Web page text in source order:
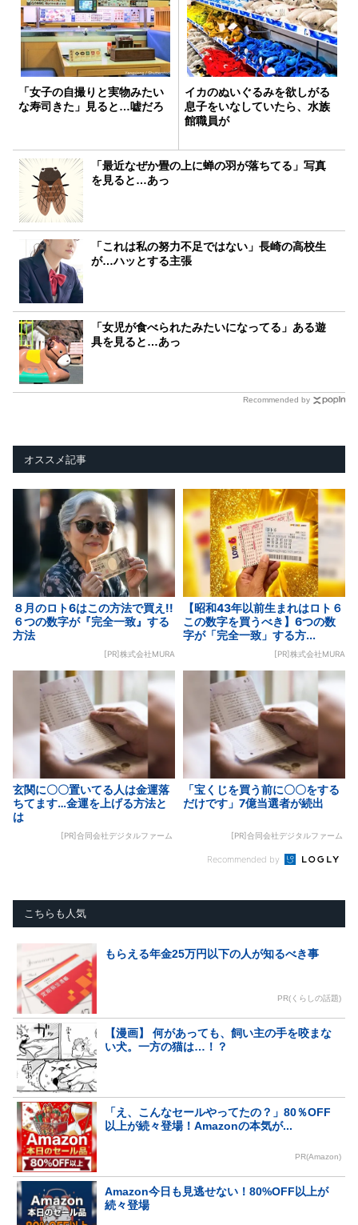
「女子の自撮りと実物みたい
な寿司きた」見ると…嘘だろ
イカのぬいぐるみを欲しがる
息子をいなしていたら、水族
館職員が
「最近なぜか畳の上に蝉の羽が落ちてる」写真
を見ると…あっ
「これは私の努力不足ではない」長崎の高校生
が…ハッとする主張
「女児が食べられたみたいになってる」ある遊
具を見ると…あっ
Recommended by
オススメ記事
８月のロト6はこの方法で買え!!
６つの数字が『完全一致』する
方法
[PR]株式会社MURA
【昭和43年以前生まれはロト６
この数字を買うべき】6つの数
字が「完全一致」する方...
[PR]株式会社MURA
玄関に〇〇置いてる人は金運落
ちてます…金運を上げる方法と
は
[PR]合同会社デジタルファーム
「宝くじを買う前に〇〇をする
だけです」7億当選者が続出
[PR]合同会社デジタルファーム
Recommended by
こちらも人気
もらえる年金25万円以下の人が知るべき事
PR(くらしの話題)
【漫画】 何があっても、飼い主の手を咬まな
い犬。一方の猫は…！？
「え、こんなセールやってたの？」80％OFF
以上が続々登場！Amazonの本気が...
PR(Amazon)
Amazon今日も見逃せない！80%OFF以上が
続々登場